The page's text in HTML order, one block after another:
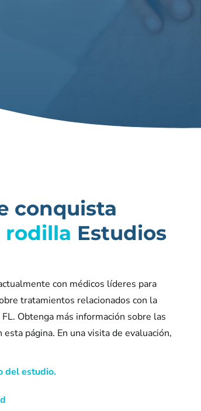
conquista
rodilla Estudios
con médicos líderes para
tratamientos relacionados con la
Obtenga más información sobre las
página. En una visita de evaluación,
del estudio.